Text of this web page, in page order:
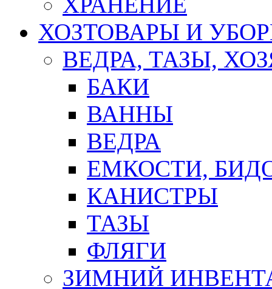
ХОЗТОВАРЫ И
ВЕДРА, ТАЗЫ,
БАКИ
ВАННЫ
ВЕДРА
ЕМКОСТИ,
КАНИСТРЫ
ТАЗЫ
ФЛЯГИ
ЗИМНИЙ